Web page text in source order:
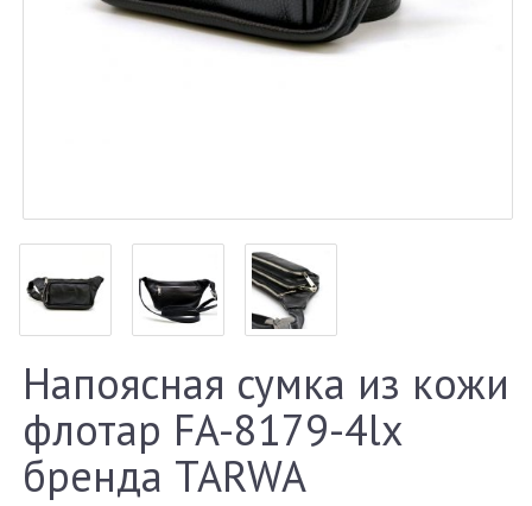
Напоясная сумка из кожи
флотар FA-8179-4lx
бренда TARWA